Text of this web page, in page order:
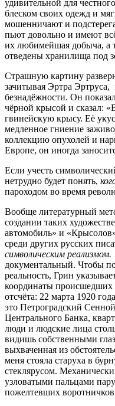
удивительной для
блеском своих одежд и
мошенничают и
пьют довольно и имеют
их любимейшая добыча, а
отведены хранилища под
Страшную картину
зачитывая Эртра
безнадёжности. Он
чёрной крысой и сказал:
гвинейскую крысу. Её
медленное гниение
коллекцию опухолей и
Европе, он иногда
Если учесть
нетрудно будет понять,
пароходом во время
Вообще литературный
создании таких
автомобиль» и
среди других русских
символическим реализмом.
документальный. Чтобы
реальность, Грин
координаты
отсчёта: 22 марта 1920
это Петроградский
Центрального Банка,
люди и людские лица
видишь собственными
выхваченная из
меня стояла старуха в
стеклярусом.
узловатыми пальцами
пожелтевших